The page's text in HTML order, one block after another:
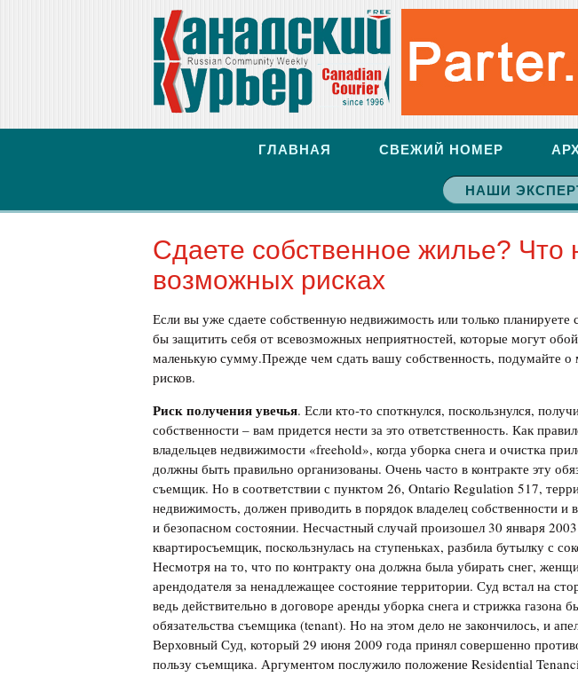
ГЛАВНАЯ СВЕЖИЙ НОМЕР
НАШИ
Сдаете собственное жилье? Что
возможных рисках
Если вы уже сдаете собственную недвижимость или только планируете
бы защитить себя от всевозможных неприятностей, которые могут
маленькую сумму.Прежде чем сдать вашу собственность, подумайте
рисков.
Риск получения увечья. Если кто-то споткнулся, поскользнулся,
собственности – вам придется нести за это ответственность. Как
владельцев недвижимости «freehold», когда уборка снега и очистка
должны быть правильно организованы. Очень часто в контракте эту
съемщик. Но в соответствии с пунктом 26, Ontario Regulation 517,
недвижимость, должен приводить в порядок владелец собственности и
и безопасном состоянии. Несчастный случай произошел 30 января
квартиросъемщик, поскользнулась на ступеньках, разбила бутылку с
Несмотря на то, что по контракту она должна была убирать снег,
арендодателя за ненадлежащее состояние территории. Суд встал на
ведь действительно в договоре аренды уборка снега и стрижка газона
обязательства съемщика (tenant). Но на этом дело не закончилось, и
Верховный Суд, который 29 июня 2009 года принял совершенно
пользу съемщика. Аргументом послужило положение Residential